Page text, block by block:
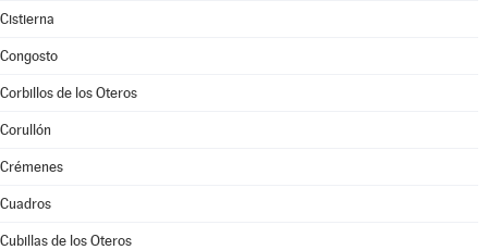
Cistierna
Congosto
Corbillos de los Oteros
Corullón
Crémenes
Cuadros
Cubillas de los Oteros